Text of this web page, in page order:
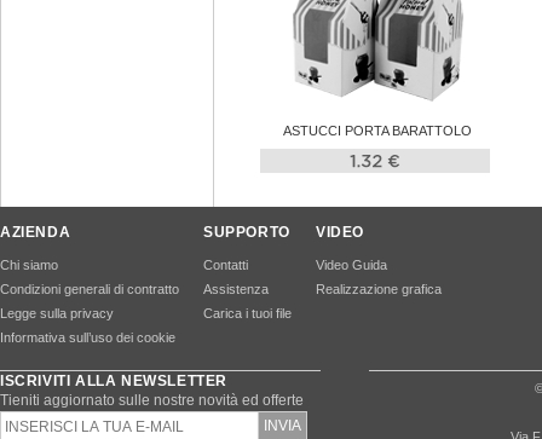
ASTUCCI PORTA BARATTOLO
AZIENDA
Chi siamo
Condizioni generali di contratto
Legge sulla privacy
Informativa sull’uso dei cookie
SUPPORTO
Contatti
Assistenza
Carica i tuoi file
VIDEO
Video Guida
Realizzazione grafica
ISCRIVITI ALLA NEWSLETTER
Tieniti aggiornato sulle nostre novità ed offerte
Via